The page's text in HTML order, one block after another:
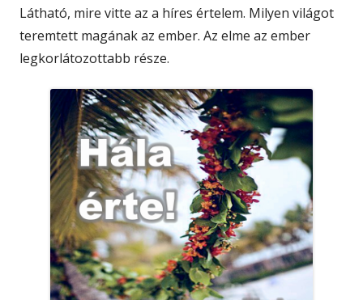
Látható, mire vitte az a híres értelem. Milyen világot
teremtett magának az ember. Az elme az ember
legkorlátozottabb része.